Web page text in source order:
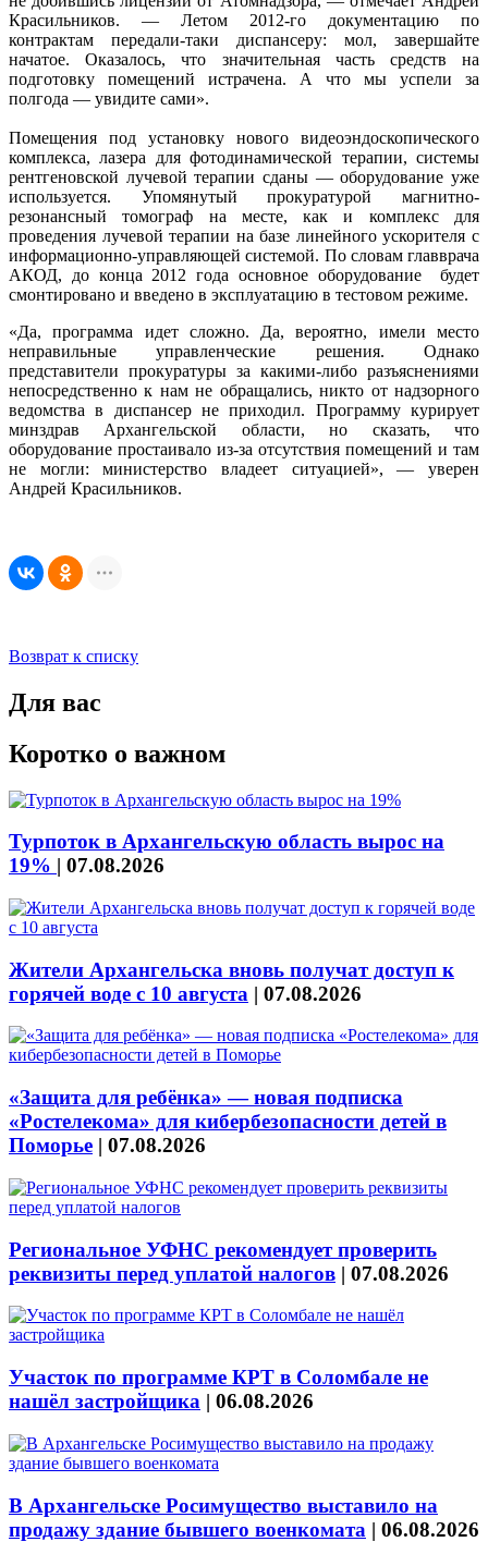
Красильников. — Летом 2012-го документацию по
контрактам передали-таки диспансеру: мол, завершайте
начатое. Оказалось, что значительная часть средств на
подготовку помещений истрачена. А что мы успели за
полгода — увидите сами».
Помещения под установку нового видеоэндоскопического
комплекса, лазера для фотодинамической терапии, системы
рентгеновской лучевой терапии сданы — оборудование уже
используется. Упомянутый прокуратурой магнитно-
резонансный томограф на месте, как и комплекс для
проведения лучевой терапии на базе линейного ускорителя с
информационно-управляющей системой. По словам главврача
АКОД, до конца 2012 года основное оборудование будет
смонтировано и введено в эксплуатацию в тестовом режиме.
«Да, программа идет сложно. Да, вероятно, имели место
неправильные управленческие решения. Однако
представители прокуратуры за какими-либо разъяснениями
непосредственно к нам не обращались, никто от надзорного
ведомства в диспансер не приходил. Программу курирует
минздрав Архангельской области, но сказать, что
оборудование простаивало из-за отсутствия помещений и там
не могли: министерство владеет ситуацией», — уверен
Андрей Красильников.
Возврат к списку
Для вас
Коротко о важном
Турпоток в Архангельскую область вырос на
19% | 07.08.2026
Жители Архангельска вновь получат доступ к
горячей воде с 10 августа | 07.08.2026
«Защита для ребёнка» — новая подписка
«Ростелекома» для кибербезопасности детей в
Поморье | 07.08.2026
Региональное УФНС рекомендует проверить
реквизиты перед уплатой налогов | 07.08.2026
Участок по программе КРТ в Соломбале не
нашёл застройщика | 06.08.2026
В Архангельске Росимущество выставило на
продажу здание бывшего военкомата | 06.08.2026